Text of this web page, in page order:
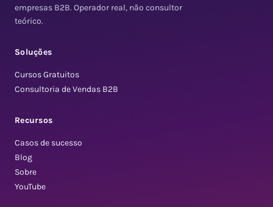
empresas B2B. Operador real, não consultor
teórico.
Soluções
Cursos Gratuitos
Consultoria de Vendas B2B
Recursos
Casos de sucesso
Blog
Sobre
YouTube